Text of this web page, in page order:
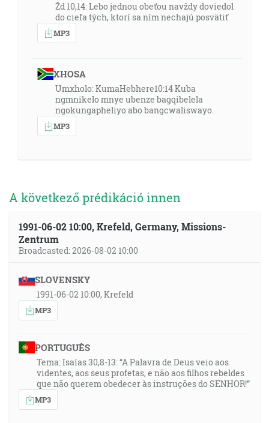
Žd 10,14: Lebo jednou obeťou navždy doviedol
do cieľa tých, ktorí sa ním nechajú posvätiť
MP3
XHOSA
Umxholo: KumaHebhere10:14 Kuba
ngmnikelo mnye ubenze bagqibelela
ngokungapheliyo abo bangcwaliswayo.
MP3
A következő prédikáció innen
1991-06-02 10:00, Krefeld, Germany, Missions-
Zentrum
Broadcasted: 2026-08-02 10:00
SLOVENSKY
1991-06-02 10:00, Krefeld
MP3
PORTUGUÊS
Tema: Isaías 30,8-13: “A Palavra de Deus veio aos
videntes, aos seus profetas, e não aos filhos rebeldes
que não querem obedecer às instruções do SENHOR!”
MP3